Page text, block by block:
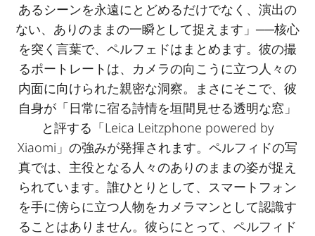
あるシーンを永遠にとどめるだけでなく、演出の
ない、ありのままの一瞬として捉えます」──核心
を突く言葉で、ペルフェドはまとめます。彼の撮
るポートレートは、カメラの向こうに立つ人々の
内面に向けられた親密な洞察。まさにそこで、彼
自身が「日常に宿る詩情を垣間見せる透明な窓」
と評する「Leica Leitzphone powered by
Xiaomi」の強みが発揮されます。ペルフィドの写
真では、主役となる人々のありのままの姿が捉え
られています。誰ひとりとして、スマートフォン
を手に傍らに立つ人物をカメラマンとして認識す
ることはありません。彼らにとって、ペルフィド